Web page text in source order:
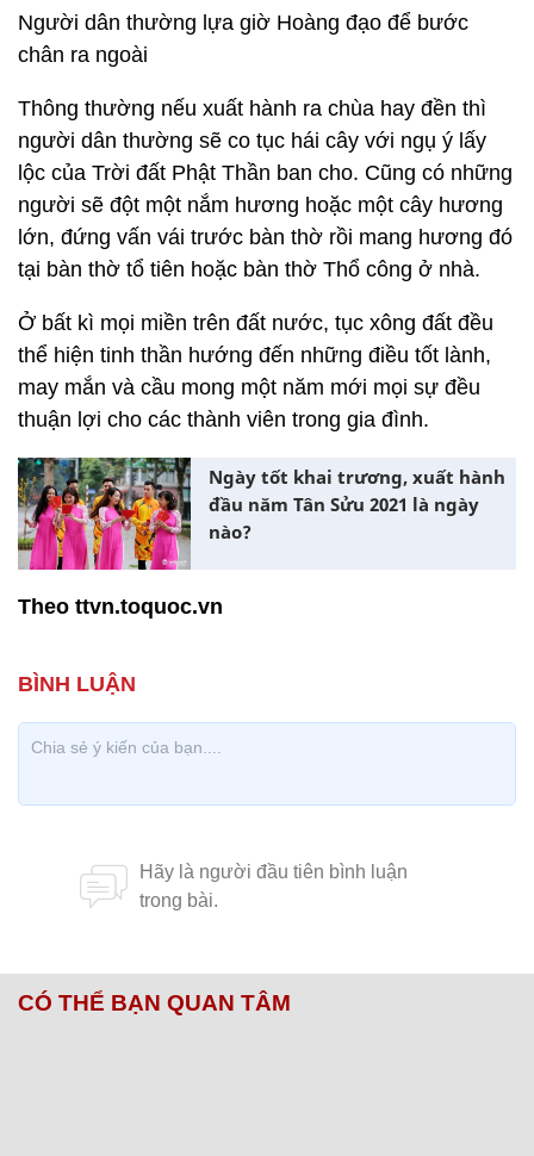
Người dân thường lựa giờ Hoàng đạo để bước
chân ra ngoài
Thông thường nếu xuất hành ra chùa hay đền thì
người dân thường sẽ co tục hái cây với ngụ ý lấy
lộc của Trời đất Phật Thần ban cho. Cũng có những
người sẽ đột một nắm hương hoặc một cây hương
lớn, đứng vấn vái trước bàn thờ rồi mang hương đó
tại bàn thờ tổ tiên hoặc bàn thờ Thổ công ở nhà.
Ở bất kì mọi miền trên đất nước, tục xông đất đều
thể hiện tinh thần hướng đến những điều tốt lành,
may mắn và cầu mong một năm mới mọi sự đều
thuận lợi cho các thành viên trong gia đình.
Ngày tốt khai trương, xuất hành
đầu năm Tân Sửu 2021 là ngày
nào?
Theo ttvn.toquoc.vn
CÓ THỂ BẠN QUAN TÂM